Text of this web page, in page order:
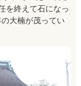
を終えて石になっ
大楠が茂ってい